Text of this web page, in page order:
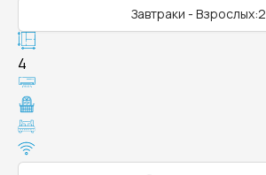
Завтраки - Взрослых:2
4